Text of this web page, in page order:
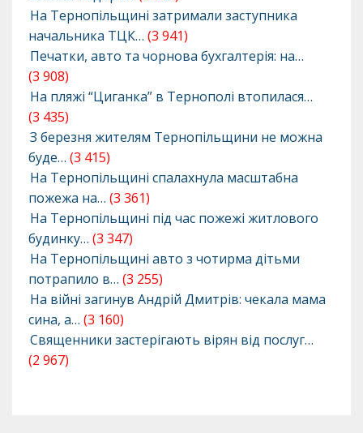
На Тернопільщині затримали заступника
начальника ТЦК… (3 941)
Печатки, авто та чорнова бухгалтерія: на…
(3 908)
На пляжі “Циганка” в Тернополі втопилася…
(3 435)
З березня жителям Тернопільщини не можна
буде… (3 415)
На Тернопільщині спалахнула масштабна
пожежа на… (3 361)
На Тернопільщині під час пожежі житлового
будинку… (3 347)
На Тернопільщині авто з чотирма дітьми
потрапило в… (3 255)
На війні загинув Андрій Дмитрів: чекала мама
сина, а… (3 160)
Священники застерігають вірян від послуг…
(2 967)